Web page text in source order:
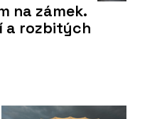
na zámek.
a rozbitých